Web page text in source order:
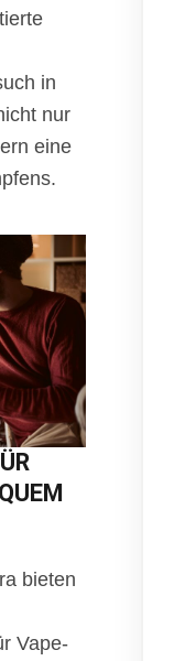
in
nur
eine
bieten
Vape-